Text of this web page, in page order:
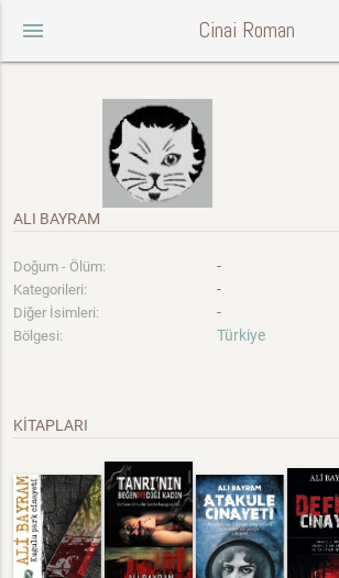
menu Cinai Roman
ALI BAYRAM
Doğum - Ölüm: -
Kategorileri: -
Diğer İsimleri: -
Bölgesi: Türkiye
KİTAPLARI